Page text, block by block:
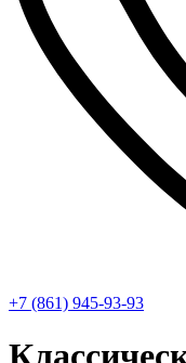
+7 (861) 945-93-93